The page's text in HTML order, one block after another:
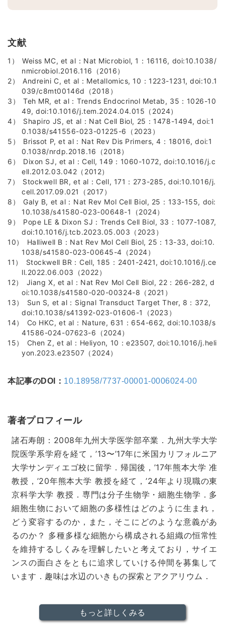
文献
Weiss MC, et al：Nat Microbiol, 1：16116, doi:10.1038/
nmicrobiol.2016.116（2016）
Andreini C, et al：Metallomics, 10：1223-1231, doi:10.1
039/c8mt00146d（2018）
Teh MR, et al：Trends Endocrinol Metab, 35：1026-10
49, doi:10.1016/j.tem.2024.04.015（2024）
Shapiro JS, et al：Nat Cell Biol, 25：1478-1494, doi:1
0.1038/s41556-023-01225-6（2023）
Brissot P, et al：Nat Rev Dis Primers, 4：18016, doi:1
0.1038/nrdp.2018.16（2018）
Dixon SJ, et al：Cell, 149：1060-1072, doi:10.1016/j.c
ell.2012.03.042（2012）
Stockwell BR, et al：Cell, 171：273-285, doi:10.1016/j.
cell.2017.09.021（2017）
Galy B, et al：Nat Rev Mol Cell Biol, 25：133-155, doi:
10.1038/s41580-023-00648-1（2024）
Pope LE & Dixon SJ：Trends Cell Biol, 33：1077-1087,
doi:10.1016/j.tcb.2023.05.003（2023）
Halliwell B：Nat Rev Mol Cell Biol, 25：13-33, doi:10.
1038/s41580-023-00645-4（2024）
Stockwell BR：Cell, 185：2401-2421, doi:10.1016/j.ce
ll.2022.06.003（2022）
Jiang X, et al：Nat Rev Mol Cell Biol, 22：266-282, d
oi:10.1038/s41580-020-00324-8（2021）
Sun S, et al：Signal Transduct Target Ther, 8：372,
doi:10.1038/s41392-023-01606-1（2023）
Co HKC, et al：Nature, 631：654-662, doi:10.1038/s
41586-024-07623-6（2024）
Chen Z, et al：Heliyon, 10：e23507, doi:10.1016/j.heli
yon.2023.e23507（2024）
本記事のDOI： 10.18958/7737-00001-0006024-00
著者プロフィール
諸石寿朗：2008年九州大学医学部卒業．九州大学大学
院医学系学府を経て，’13〜’17年に米国カリフォルニア
大学サンディエゴ校に留学．帰国後，’17年熊本大学 准
教授，’20年熊本大学 教授を経て，’24年より現職の東
京科学大学 教授．専門は分子生物学・細胞生物学．多
細胞生物において細胞の多様性はどのように生まれ，
どう変容するのか，また，そこにどのような意義があ
るのか？ 多種多様な細胞から構成される組織の恒常性
を維持するしくみを理解したいと考えており，サイエ
ンスの面白さをともに追求していける仲間を募集して
います．趣味は水辺のいきもの探索とアクアリウム．
もっと詳しくみる